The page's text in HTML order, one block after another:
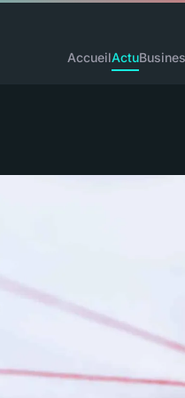
AccueilActu